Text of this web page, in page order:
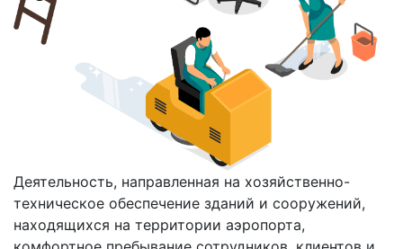
Деятельность, направленная на хозяйственно-
техническое обеспечение зданий и сооружений,
находящихся на территории аэропорта,